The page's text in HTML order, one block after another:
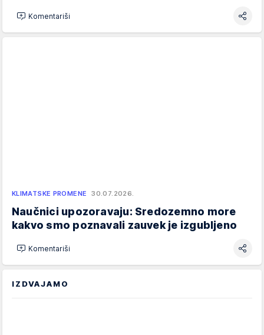
Komentariši
KLIMATSKE PROMENE 30.07.2026.
Naučnici upozoravaju: Sredozemno more
kakvo smo poznavali zauvek je izgubljeno
Komentariši
IZDVAJAMO